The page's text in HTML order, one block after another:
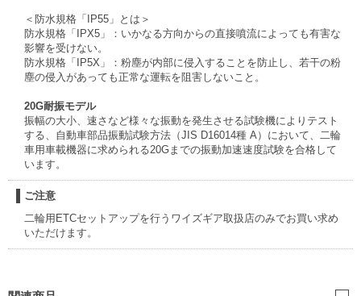
＜防水規格「IP55」とは＞
防水規格「IPX5」：いかなる方向からの直接噴流によっても有害な
影響を受けない。
防水規格「IP5X」：粉塵が内部に侵入することを防止し、若干の粉
塵の侵入があっても正常な運転を阻害しないこと。
20G耐振モデル
振幅の大小、速さなど様々な振動を発生させる試験機によりテスト
する、自動車部品振動試験方法（JIS D16014種 A）において、二輪
車用車載機器に求められる20Gまでの振動加速速度試験を合格して
います。
ご注意
二輪用ETCセットアップを行うワイズギア取扱店のみでお買い求め
いただけます。